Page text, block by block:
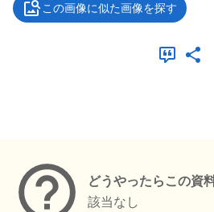
この画像に似た画像を探す
どうやったらこの資
該当なし